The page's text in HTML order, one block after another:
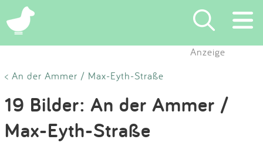
×
Suchen
Eintragen
App
Anzeige
< An der Ammer / Max-Eyth-Straße
19 Bilder: An der Ammer /
Max-Eyth-Straße